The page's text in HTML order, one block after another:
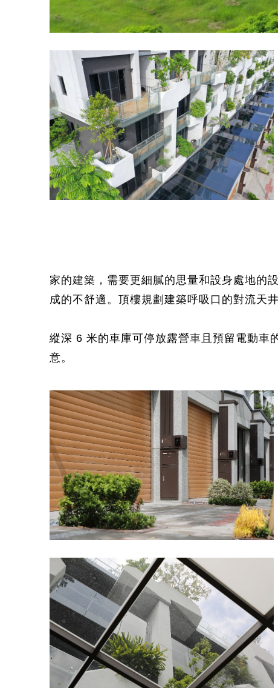
家的建築，需要更細膩的思量和設身處地的
成的不舒適。頂樓規劃建築呼吸口的對流天
縱深 6 米的車庫可停放露營車且預留電動車
意。